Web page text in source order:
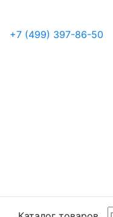
+7 (499) 397-86-50